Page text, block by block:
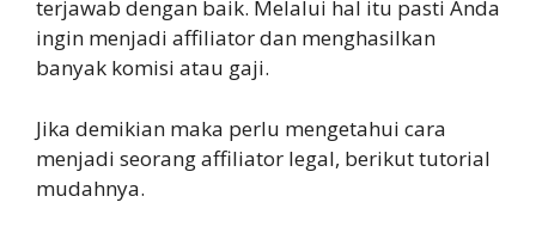
terjawab dengan baik. Melalui hal itu pasti Anda
ingin menjadi affiliator dan menghasilkan
banyak komisi atau gaji.
Jika demikian maka perlu mengetahui cara
menjadi seorang affiliator legal, berikut tutorial
mudahnya.